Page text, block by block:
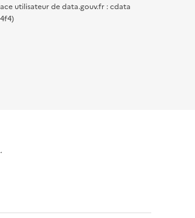
utilisateur de data.gouv.fr : cdata